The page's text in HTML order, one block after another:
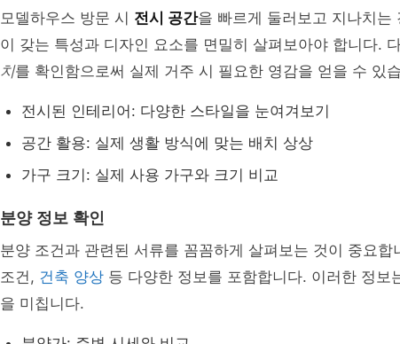
모델하우스 방문 시 전시 공간을 빠르게 둘러보고 지나치는
이 갖는 특성과 디자인 요소를 면밀히 살펴보아야 합니다.
치를 확인함으로써 실제 거주 시 필요한 영감을 얻을 수 있
전시된 인테리어: 다양한 스타일을 눈여겨보기
공간 활용: 실제 생활 방식에 맞는 배치 상상
가구 크기: 실제 사용 가구와 크기 비교
분양 정보 확인
분양 조건과 관련된 서류를 꼼꼼하게 살펴보는 것이 중요
조건, 건축 양상 등 다양한 정보를 포함합니다. 이러한 정보
을 미칩니다.